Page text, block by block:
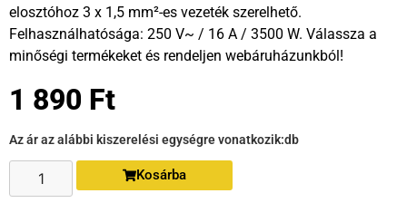
elosztóhoz 3 x 1,5 mm²-es vezeték szerelhető.
Felhasználhatósága: 250 V~ / 16 A / 3500 W. Válassza a
minőségi termékeket és rendeljen webáruházunkból!
1 890 Ft
Az ár az alábbi kiszerelési egységre vonatkozik:db
Kosárba